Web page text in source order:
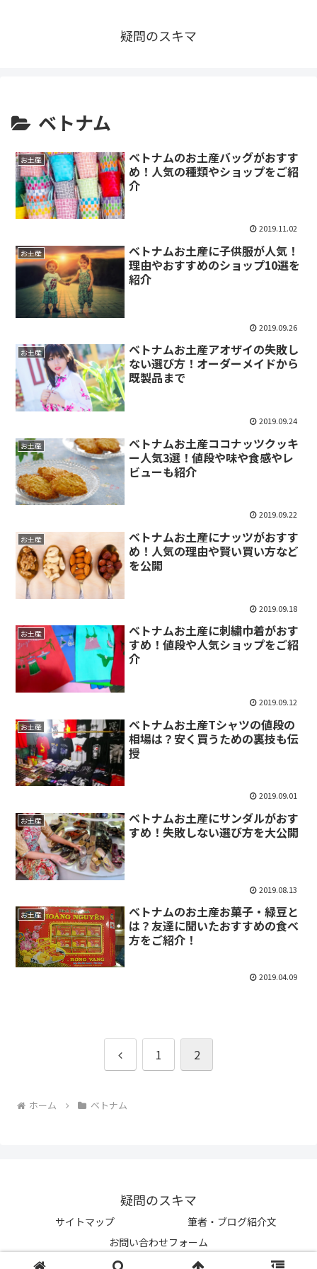
疑問のスキマ
ベトナム
お土産
ベトナムのお土産バッグがおすす
め！人気の種類やショップをご紹
介
2019.11.02
お土産
ベトナムお土産に子供服が人気！
理由やおすすめのショップ10選を
紹介
2019.09.26
お土産
ベトナムお土産アオザイの失敗し
ない選び方！オーダーメイドから
既製品まで
2019.09.24
お土産
ベトナムお土産ココナッツクッキ
ー人気3選！値段や味や食感やレ
ビューも紹介
2019.09.22
お土産
ベトナムお土産にナッツがおすす
め！人気の理由や賢い買い方など
を公開
2019.09.18
お土産
ベトナムお土産に刺繍巾着がおす
すめ！値段や人気ショップをご紹
介
2019.09.12
お土産
ベトナムお土産Tシャツの値段の
相場は？安く買うための裏技も伝
授
2019.09.01
お土産
ベトナムお土産にサンダルがおす
すめ！失敗しない選び方を大公開
2019.08.13
お土産
ベトナムのお土産お菓子・緑豆と
は？友達に聞いたおすすめの食べ
方をご紹介！
2019.04.09
前
1 2
ホーム ベトナム
疑問のスキマ
サイトマップ
筆者・ブログ紹介文
お問い合わせフォーム